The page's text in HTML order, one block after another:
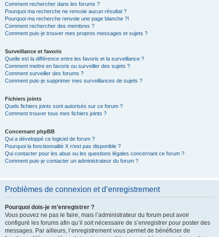
Comment rechercher dans les forums ?
Pourquoi ma recherche ne renvoie aucun résultat ?
Pourquoi ma recherche renvoie une page blanche ?!
Comment rechercher des membres ?
Comment puis-je trouver mes propres messages et sujets ?
Surveillance et favoris
Quelle est la différence entre les favoris et la surveillance ?
Comment mettre en favoris ou surveiller des sujets ?
Comment surveiller des forums ?
Comment puis-je supprimer mes surveillances de sujets ?
Fichiers joints
Quels fichiers joints sont autorisés sur ce forum ?
Comment trouver tous mes fichiers joints ?
Concernant phpBB
Qui a développé ce logiciel de forum ?
Pourquoi la fonctionnalité X n’est pas disponible ?
Qui contacter pour les abus ou les questions légales concernant ce forum ?
Comment puis-je contacter un administrateur du forum ?
Problèmes de connexion et d’enregistrement
Pourquoi dois-je m’enregistrer ?
Vous pouvez ne pas le faire, mais l’administrateur du forum peut avoir
configuré les forums afin qu’il soit nécessaire de s’enregistrer pour poster des
messages. Par ailleurs, l’enregistrement vous permet de bénéficier de